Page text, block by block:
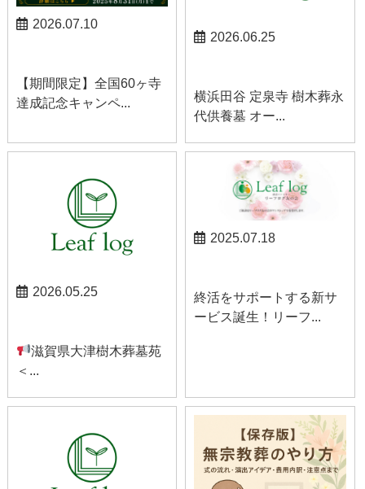
2026.07.10
【期間限定】全国60ヶ寺
達成記念キャンペ...
2026.06.25
横浜田谷 定泉寺 樹木葬永
代供養墓 オー...
2026.05.25
滋賀県大津樹木葬墓苑
＜...
2025.07.18
終活をサポートする新サ
ービス誕生！リーフ...